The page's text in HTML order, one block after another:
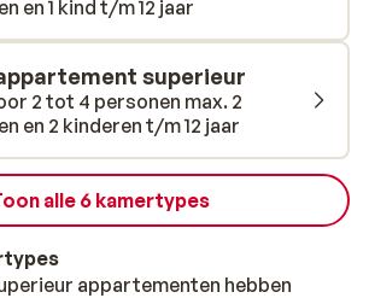
en 1 kind t/m 12 jaar
superieur
2 tot 4 personen max. 2
en 2 kinderen t/m 12 jaar
alle 6 kamertypes
appartementen hebben